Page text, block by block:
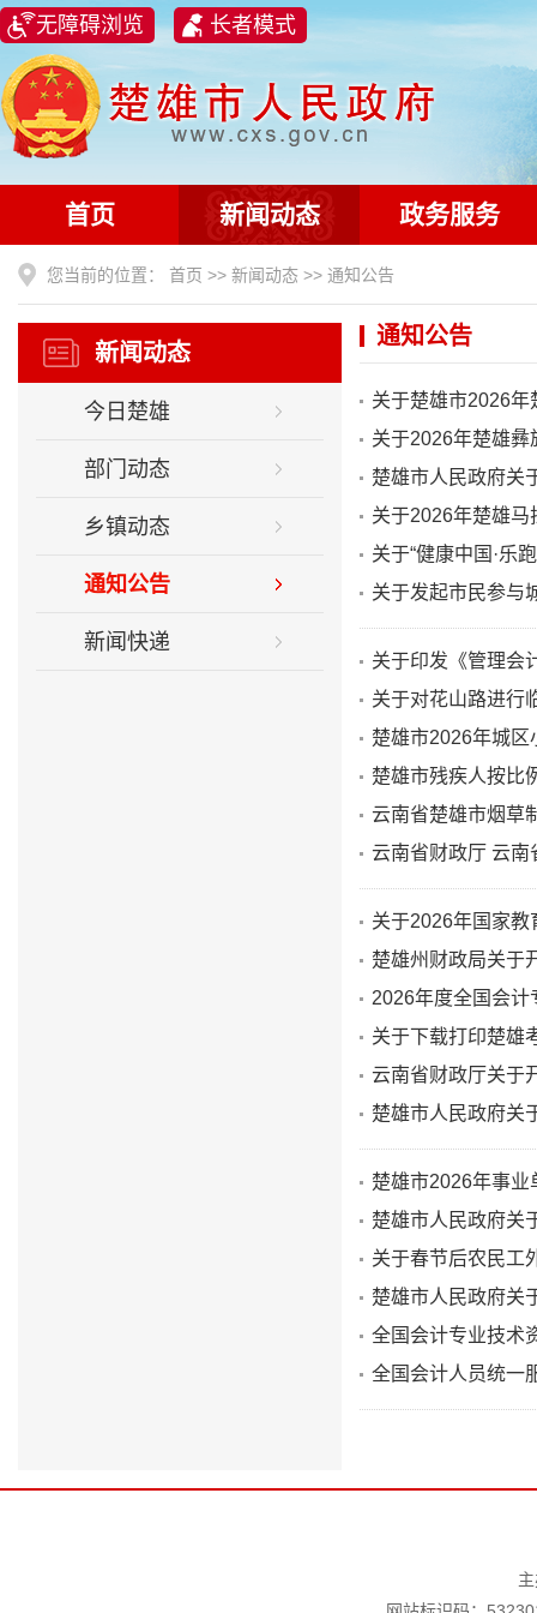
无障碍浏览 长者模式
首页 新闻动态 政务服务
您当前的位置： 首页 >> 新闻动态 >> 通知公告
新闻动态
今日楚雄
部门动态
乡镇动态
通知公告
新闻快递
通知公告
关于楚雄市2026
关于2026年楚雄
楚雄市人民政府关
关于2026年楚雄
关于“健康中国·乐
关于发起市民参与
关于印发《管理
关于对花山路进行
楚雄市2026年城区
楚雄市残疾人按比
云南省楚雄市烟草
云南省财政厅 云
关于2026年国家
楚雄州财政局关于
2026年度全国会
关于下载打印楚雄
云南省财政厅关于
楚雄市人民政府关
楚雄市2026年事
楚雄市人民政府关
关于春节后农民工
楚雄市人民政府关
全国会计专业技术
全国会计人员统一